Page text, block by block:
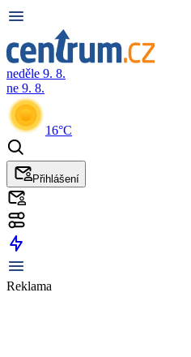
neděle 9. 8.
ne 9. 8.
16°C
Přihlášení
Reklama